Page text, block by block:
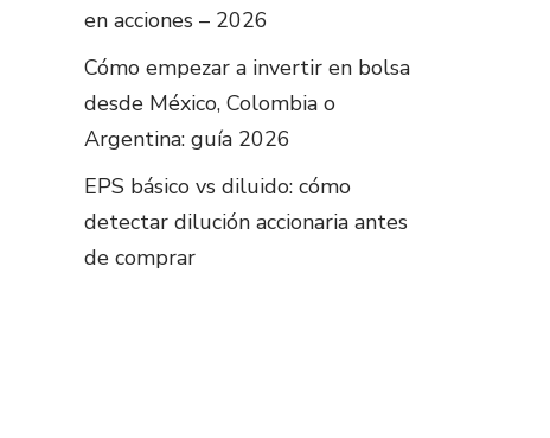
en acciones – 2026
Cómo empezar a invertir en bolsa
desde México, Colombia o
Argentina: guía 2026
EPS básico vs diluido: cómo
detectar dilución accionaria antes
de comprar